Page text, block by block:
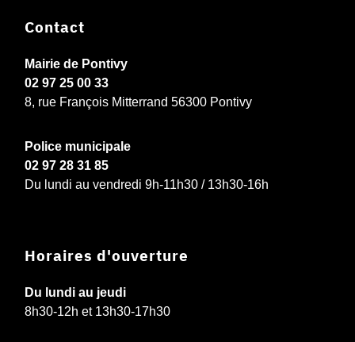
Contact
Mairie de Pontivy
02 97 25 00 33
8, rue François Mitterrand 56300 Pontivy
Police municipale
02 97 28 31 85
Du lundi au vendredi 9h-11h30 / 13h30-16h
Horaires d'ouverture
Du lundi au jeudi
8h30-12h et 13h30-17h30